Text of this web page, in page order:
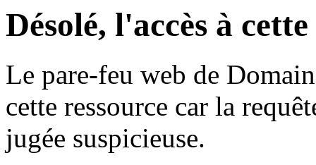
Désolé, l'accès à
Le pare-feu web de
cette ressource car la
jugée suspicieuse.